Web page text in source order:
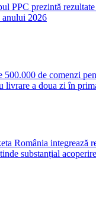
PPC prezintă
anului 2026
500.000 de comenzi
livrare a doua zi în
România integrează
substanțial